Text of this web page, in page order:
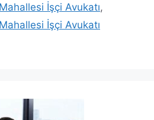
İşçi Avukatı,
İşçi Avukatı